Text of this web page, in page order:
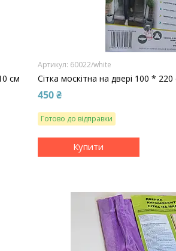
см
60022/white
Сітка москітна на двері 100 *
450 ₴
Готово до відправки
Купити